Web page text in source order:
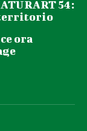
54:
territorio
ora